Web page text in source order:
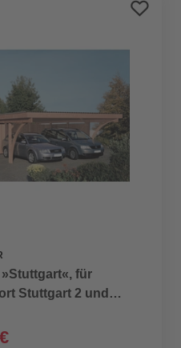
für
Stuttgart 2 und